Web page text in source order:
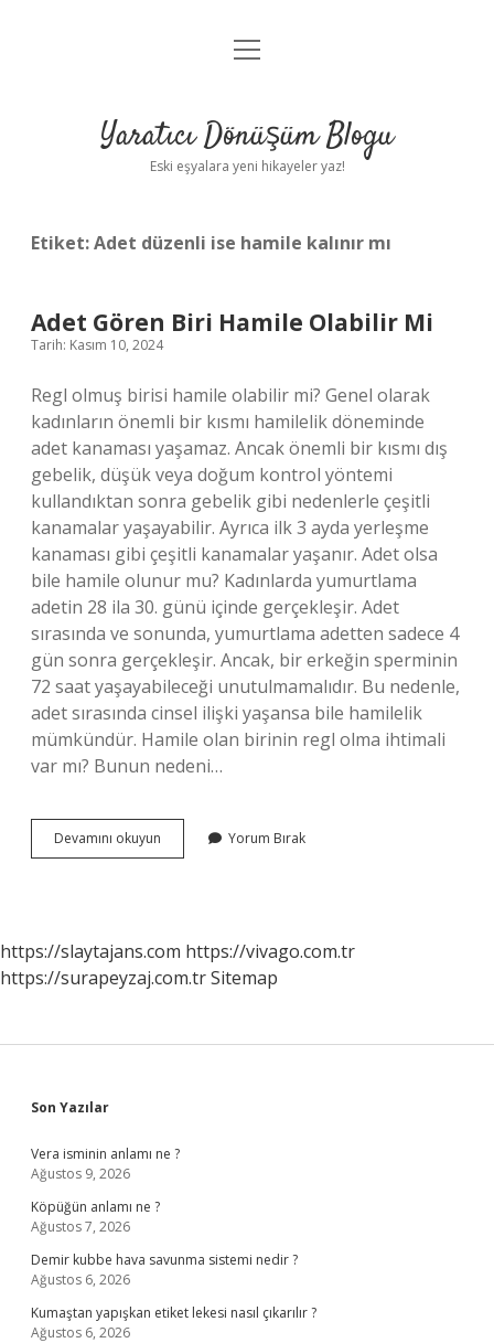
Anasayfa
Yasal Uyarı
menüyü
Yaratıcı Dönüşüm Blogu
Eski eşyalara yeni hikayeler yaz!
Etiket:Adet düzenli ise hamile kalınır mı
Adet Gören Biri Hamile Olabilir Mi
Tarih: Kasım 10, 2024
Regl olmuş birisi hamile olabilir mi? Genel olarak
kadınların önemli bir kısmı hamilelik döneminde
adet kanaması yaşamaz. Ancak önemli bir kısmı dış
gebelik, düşük veya doğum kontrol yöntemi
kullandıktan sonra gebelik gibi nedenlerle çeşitli
kanamalar yaşayabilir. Ayrıca ilk 3 ayda yerleşme
kanaması gibi çeşitli kanamalar yaşanır. Adet olsa
bile hamile olunur mu? Kadınlarda yumurtlama
adetin 28 ila 30. günü içinde gerçekleşir. Adet
sırasında ve sonunda, yumurtlama adetten sadece 4
gün sonra gerçekleşir. Ancak, bir erkeğin sperminin
72 saat yaşayabileceği unutulmamalıdır. Bu nedenle,
adet sırasında cinsel ilişki yaşansa bile hamilelik
mümkündür. Hamile olan birinin regl olma ihtimali
var mı? Bunun nedeni…
Devamını okuyun
Gören
Yorum Bırak
https://slaytajans.com https://vivago.com.tr
https://surapeyzaj.com.trSitemap
Sidebar
Son Yazılar
Vera isminin anlamı ne ?
Ağustos 9, 2026
Köpüğün anlamı ne ?
Ağustos 7, 2026
Demir kubbe hava savunma sistemi nedir ?
Ağustos 6, 2026
Kumaştan yapışkan etiket lekesi nasıl çıkarılır ?
Ağustos 6, 2026